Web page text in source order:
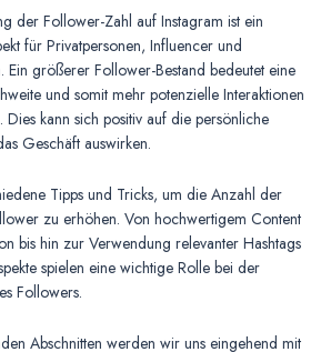
der Follower-Zahl auf Instagram ist ein
für Privatpersonen, Influencer und
Ein größerer Follower-Bestand bedeutet eine
und somit mehr potenzielle Interaktionen
Dies kann sich positiv auf die persönliche
Geschäft auswirken.
Tipps und Tricks, um die Anzahl der
zu erhöhen. Von hochwertigem Content
bis hin zur Verwendung relevanter Hashtags
spielen eine wichtige Rolle bei der
Followers.
Abschnitten werden wir uns eingehend mit